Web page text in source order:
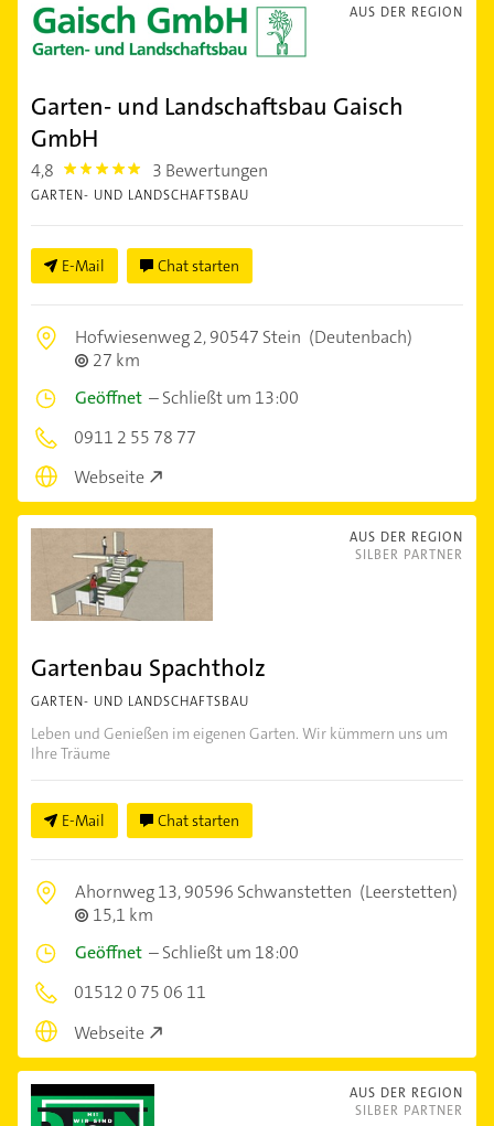
AUS DER REGION
Garten- und Landschaftsbau Gaisch
GmbH
4,8 4.8 3 Bewertungen
GARTEN- UND LANDSCHAFTSBAU
E-Mail Chat starten
Hofwiesenweg 2,90547 Stein (Deutenbach)
27 km
Geöffnet –Schließt um 13:00
0911 2 55 78 77
Webseite
AUS DER REGION
SILBER PARTNER
Gartenbau Spachtholz
GARTEN- UND LANDSCHAFTSBAU
Leben und Genießen im eigenen Garten. Wir kümmern uns um
Ihre Träume
E-Mail Chat starten
Ahornweg 13,90596 Schwanstetten (Leerstetten)
15,1 km
Geöffnet –Schließt um 18:00
01512 0 75 06 11
Webseite
AUS DER REGION
SILBER PARTNER